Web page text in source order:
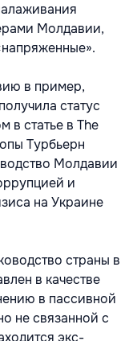
Молдавии,
в пример,
статус
в статье в The
Турбьерн
Молдавии
и
на Украине
страны в
в качестве
в пассивной
не связанной с